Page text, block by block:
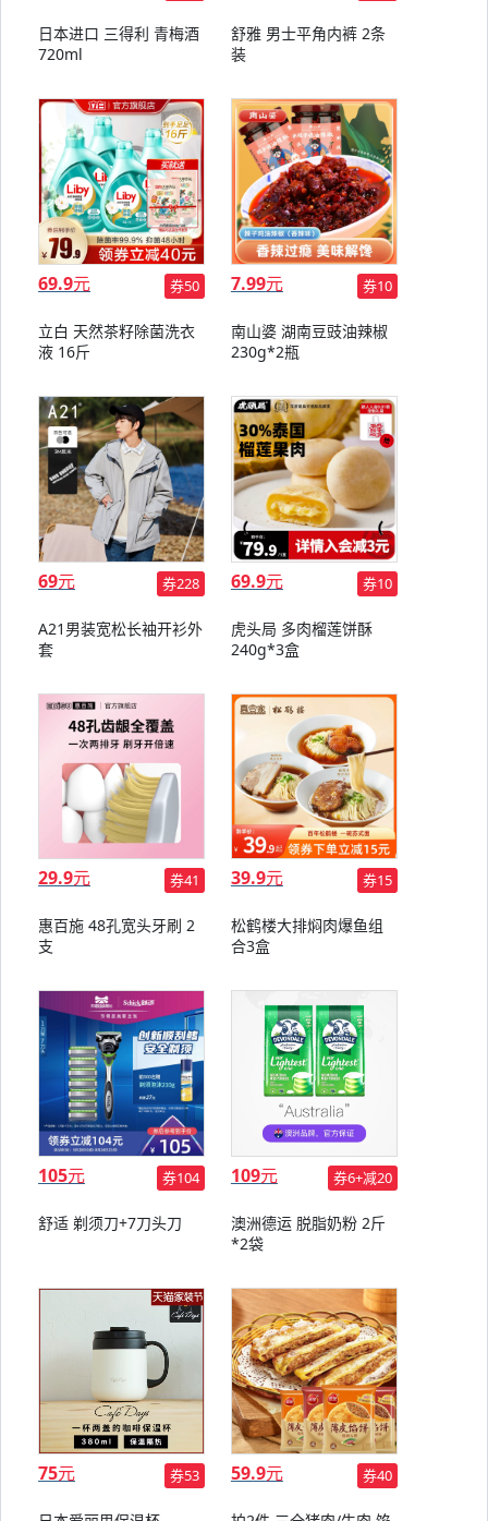
日本进口 三得利 青梅酒
720ml
舒雅 男士平角内裤 2条
装
69.9元 券50
立白 天然茶籽除菌洗衣
液 16斤
7.99元 券10
南山婆 湖南豆豉油辣椒
230g*2瓶
69元 券228
A21男装宽松长袖开衫外
套
69.9元 券10
虎头局 多肉榴莲饼酥
240g*3盒
29.9元 券41
惠百施 48孔宽头牙刷 2
支
39.9元 券15
松鹤楼大排焖肉爆鱼组
合3盒
105元 券104
舒适 剃须刀+7刀头刀
109元 券6+减20
澳洲德运 脱脂奶粉 2斤
*2袋
75元 券53 59.9元 券40